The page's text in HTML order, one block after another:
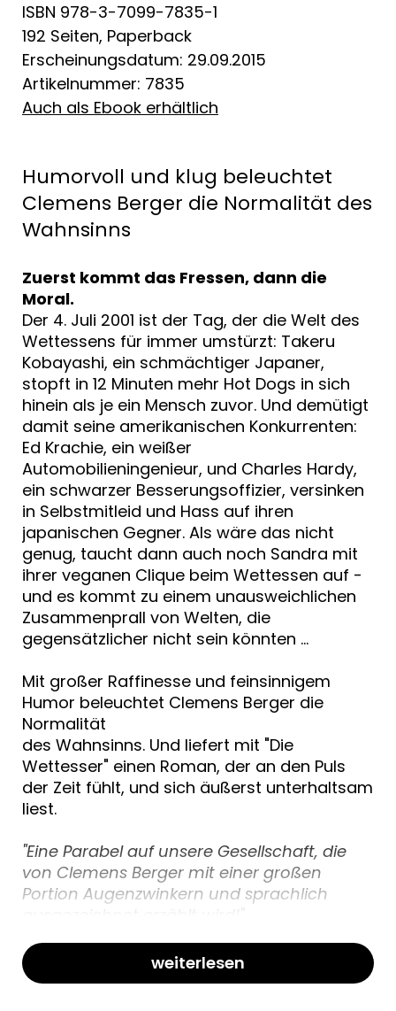
ISBN 978-3-7099-7835-1
192 Seiten, Paperback
Erscheinungsdatum: 29.09.2015
Artikelnummer: 7835
Auch als Ebook erhältlich
Humorvoll und klug beleuchtet
Clemens Berger die Normalität des
Wahnsinns
Zuerst kommt das Fressen, dann die
Moral.
Der 4. Juli 2001 ist der Tag, der die Welt des
Wettessens für immer umstürzt: Takeru
Kobayashi, ein schmächtiger Japaner,
stopft in 12 Minuten mehr Hot Dogs in sich
hinein als je ein Mensch zuvor. Und demütigt
damit seine amerikanischen Konkurrenten:
Ed Krachie, ein weißer
Automobilieningenieur, und Charles Hardy,
ein schwarzer Besserungsoffizier, versinken
in Selbstmitleid und Hass auf ihren
japanischen Gegner. Als wäre das nicht
genug, taucht dann auch noch Sandra mit
ihrer veganen Clique beim Wettessen auf -
und es kommt zu einem unausweichlichen
Zusammenprall von Welten, die
gegensätzlicher nicht sein könnten ...
Mit großer Raffinesse und feinsinnigem
Humor beleuchtet Clemens Berger die
Normalität
des Wahnsinns. Und liefert mit "Die
Wettesser" einen Roman, der an den Puls
der Zeit fühlt, und sich äußerst unterhaltsam
liest.
"Eine Parabel auf unsere Gesellschaft, die
von Clemens Berger mit einer großen
Portion Augenzwinkern und sprachlich
weiterlesen